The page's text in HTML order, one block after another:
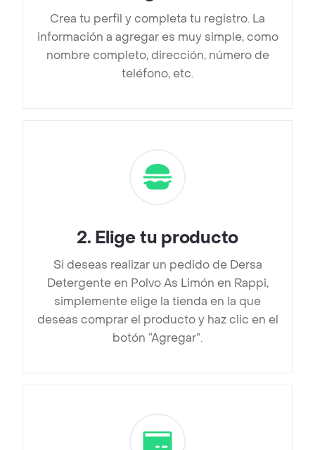
Crea tu perfil y completa tu registro. La
información a agregar es muy simple, como
nombre completo, dirección, número de
teléfono, etc.
2. Elige tu producto
Si deseas realizar un pedido de Dersa
Detergente en Polvo As Limón en Rappi,
simplemente elige la tienda en la que
deseas comprar el producto y haz clic en el
botón “Agregar”.